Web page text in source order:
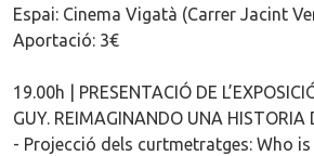
Espai: Cinema Vigatà (Carrer Jacint
Aportació: 3€
19.00h | PRESENTACIÓ DE
GUY. REIMAGINANDO UNA HISTORIA
- Projecció dels curtmetratges: Who